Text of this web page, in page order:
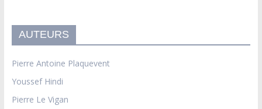
AUTEURS
Pierre Antoine Plaquevent
Youssef Hindi
Pierre Le Vigan